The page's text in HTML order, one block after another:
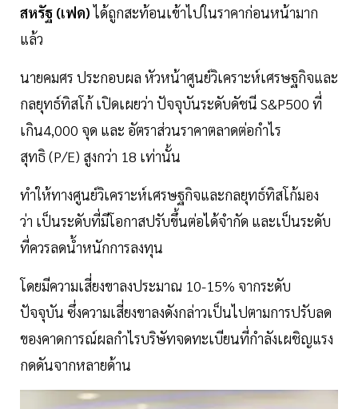
สหรัฐ (เฟด)ได้ถูกสะท้อนเข้าไปในราคาก่อนหน้ามาก
แล้ว
นายคมศร ประกอบผล หัวหน้าศูนย์วิเคราะห์เศรษฐกิจและ
กลยุทธ์ทิสโก้ เปิดเผยว่า ปัจจุบันระดับดัชนี S&P500 ที่
เกิน4,000 จุด และ อัตราส่วนราคาตลาดต่อกำไร
สุทธิ (P/E) สูงกว่า 18 เท่านั้น
ทำให้ทางศูนย์วิเคราะห์เศรษฐกิจและกลยุทธ์ทิสโก้มอง
ว่า เป็นระดับที่มีโอกาสปรับขึ้นต่อได้จำกัด และเป็นระดับ
ที่ควรลดน้ำหนักการลงทุน
โดยมีความเสี่ยงขาลงประมาณ 10-15% จากระดับ
ปัจจุบัน ซึ่งความเสี่ยงขาลงดังกล่าวเป็นไปตามการปรับลด
ของคาดการณ์ผลกำไรบริษัทจดทะเบียนที่กำลังเผชิญแรง
กดดันจากหลายด้าน